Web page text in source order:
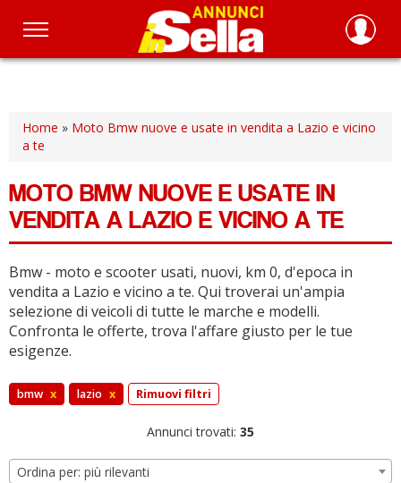
Salta
principale
Home » Moto Bmw nuove e usate in vendita a Lazio e vicino
a te
MOTO BMW NUOVE E USATE IN
VENDITA A LAZIO E VICINO A TE
Bmw - moto e scooter usati, nuovi, km 0, d'epoca in
vendita a Lazio e vicino a te. Qui troverai un'ampia
selezione di veicoli di tutte le marche e modelli.
Confronta le offerte, trova l'affare giusto per le tue
esigenze.
bmw x lazio x Rimuovi filtri
Annunci trovati: 35
Ordina per: più rilevanti